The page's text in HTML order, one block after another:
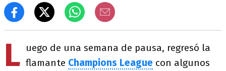
L uego de una semana de pausa, regresó la
flamante Champions League con algunos